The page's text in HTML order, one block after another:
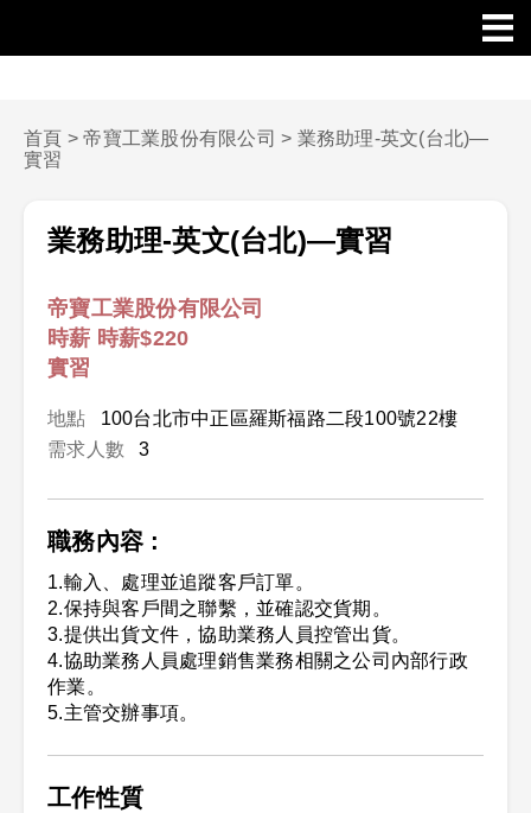
首頁 >帝寶工業股份有限公司 > 業務助理-英文(台北)—
實習
業務助理-英文(台北)—實習
帝寶工業股份有限公司
時薪 時薪$220
實習
地點
100台北市中正區羅斯福路二段100號22樓
需求人數
3
職務內容 :
1.輸入、處理並追蹤客戶訂單。
2.保持與客戶間之聯繫，並確認交貨期。
3.提供出貨文件，協助業務人員控管出貨。
4.協助業務人員處理銷售業務相關之公司內部行政
作業。
5.主管交辦事項。
工作性質